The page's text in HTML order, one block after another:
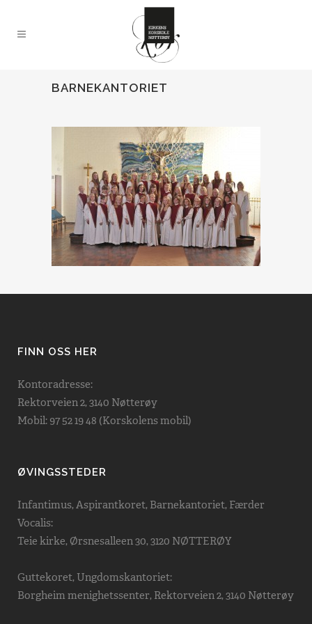
BARNEKANTORIET
FINN OSS HER
Kontoradresse:
Rektorveien 2, 3140 Nøtterøy
Mobil: 97 52 19 48 (Korskolens mobil)
ØVINGSSTEDER
Infantimus, Aspirantkoret, Barnekantoriet, Færder
Vocalis:
Teie kirke, Ørsnesalleen 30, 3120 NØTTERØY
Guttekoret, Ungdomskantoriet:
Borgheim menighetssenter, Rektorveien 2, 3140 Nøtterøy